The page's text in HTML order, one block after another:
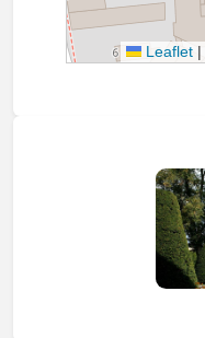
Leaflet |